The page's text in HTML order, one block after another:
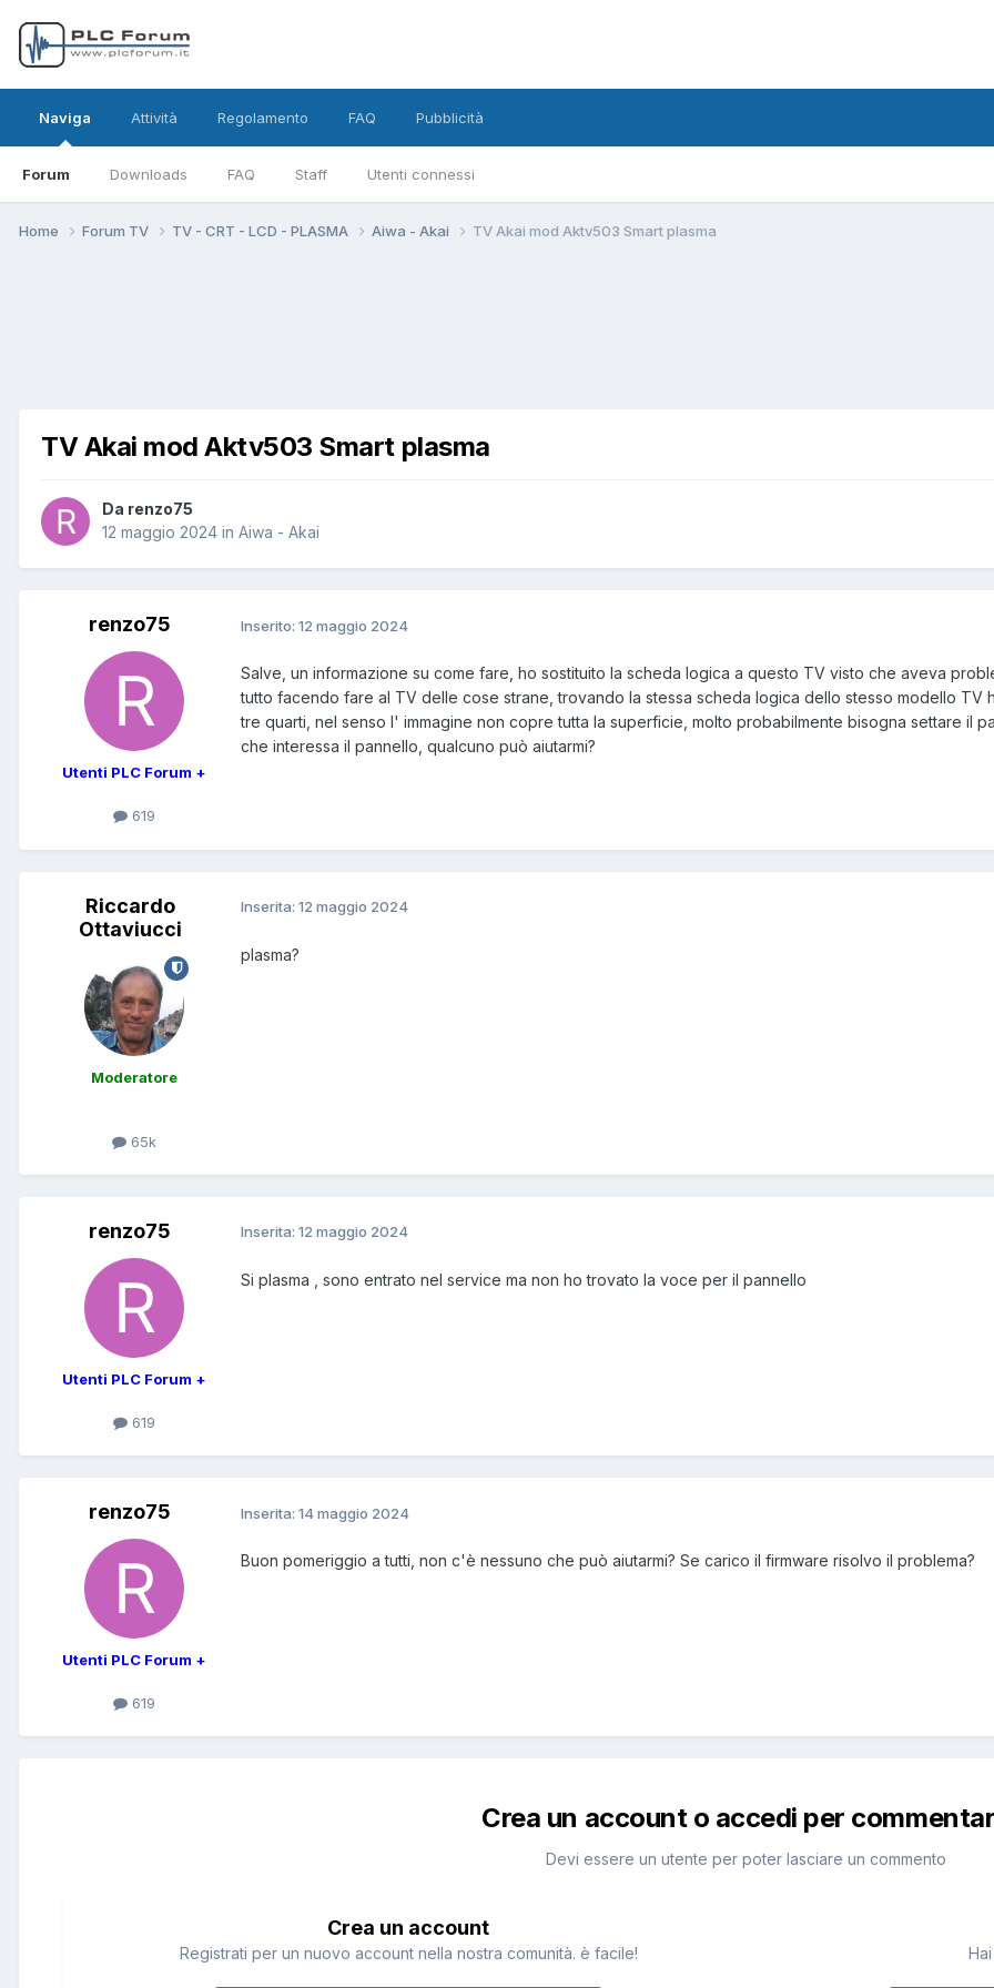
Naviga
Forum Downloads FAQ Staff Utenti connessi
Attività Regolamento FAQ Pubblicità
Home Forum TV TV - CRT - LCD - PLASMA Aiwa - Akai TV Akai mod Aktv503 Smart plasma
TV Akai mod Aktv503 Smart plasma
Da renzo75
12 maggio 2024 in Aiwa - Akai
renzo75
Utenti PLC Forum +
619
Inserito: 12 maggio 2024
Salve, un informazione su come fare, ho sostituito la scheda logica a questo TV visto che aveva
tutto facendo fare al TV delle cose strane, trovando la stessa scheda logica dello stesso modello TV
tre quarti, nel senso l' immagine non copre tutta la superficie, molto probabilmente bisogna settare il
che interessa il pannello, qualcuno può aiutarmi?
Riccardo
Ottaviucci
Moderatore
65k
Inserita: 12 maggio 2024
plasma?
renzo75
Utenti PLC Forum +
619
Inserita: 12 maggio 2024
Si plasma , sono entrato nel service ma non ho trovato la voce per il pannello
renzo75
Utenti PLC Forum +
619
Inserita: 14 maggio 2024
Buon pomeriggio a tutti, non c'è nessuno che può aiutarmi? Se carico il firmware risolvo il problema?
Crea un account o accedi per
Devi essere un utente per poter lasciare un commento
Crea un account
Registrati per un nuovo account nella nostra comunità. è facile!